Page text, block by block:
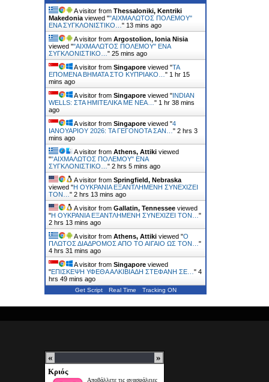
A visitor from Thessaloniki, Kentriki
Makedonia viewed ""ΑΙΧΜΑΛΩΤΟΣ ΠΟΛΕΜΟΥ"
ΕΝΑ ΣΥΓΚΛΟΝΙΣΤΙΚΟ… " 13 mins ago
A visitor from Argostolion, Ionia Nisia
viewed ""ΑΙΧΜΑΛΩΤΟΣ ΠΟΛΕΜΟΥ" ΕΝΑ
ΣΥΓΚΛΟΝΙΣΤΙΚΟ… " 25 mins ago
A visitor from Singapore viewed "ΤΑ
ΕΠΟΜΕΝΑ ΒΗΜΑΤΑ ΣΤΟ ΚΥΠΡΙΑΚΟ… " 1 hr 15
mins ago
A visitor from Singapore viewed "INDIAN
WELLS: ΣΤΑ ΗΜΙΤΕΛΙΚΑ ΜΕ ΝΕΑ… " 1 hr 38 mins
ago
A visitor from Singapore viewed "4
ΙΑΝΟΥΑΡΙΟΥ 2026: ΤΑ ΓΕΓΟΝΟΤΑ ΣΑΝ… " 2 hrs 3
mins ago
A visitor from Athens, Attiki viewed
""ΑΙΧΜΑΛΩΤΟΣ ΠΟΛΕΜΟΥ" ΕΝΑ
ΣΥΓΚΛΟΝΙΣΤΙΚΟ… " 2 hrs 5 mins ago
A visitor from Springfield, Nebraska
viewed "H ΟΥΚΡΑΝΙΑ ΕΞΑΝΤΛΗΜΕΝΗ ΣΥΝΕΧΙΖΕΙ
ΤΟΝ… " 2 hrs 13 mins ago
A visitor from Gallatin, Tennessee viewed
"H ΟΥΚΡΑΝΙΑ ΕΞΑΝΤΛΗΜΕΝΗ ΣΥΝΕΧΙΖΕΙ ΤΟΝ… "
2 hrs 13 mins ago
A visitor from Athens, Attiki viewed "Ο
ΠΛΩΤΟΣ ΔΙΑΔΡΟΜΟΣ ΑΠΟ ΤΟ ΑΙΓΑΙΟ ΩΣ ΤΟΝ… "
4 hrs 31 mins ago
A visitor from Singapore viewed
"ΕΠΙΣΚΕΨΗ ΥΦΕΘΑ ΑΛΚΙΒΙΑΔΗ ΣΤΕΦΑΝΗ ΣΕ… " 4
hrs 49 mins ago
Get Script Real Time Tracking ON